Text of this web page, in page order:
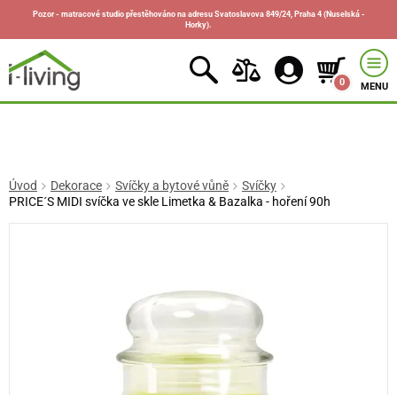
Pozor - matracové studio přestěhováno na adresu Svatoslavova 849/24, Praha 4 (Nuselská -
Horky).
0 MENU
Úvod Dekorace Svíčky a bytové vůně
Svíčky
PRICE´S MIDI svíčka ve skle Limetka & Bazalka - hoření 90h